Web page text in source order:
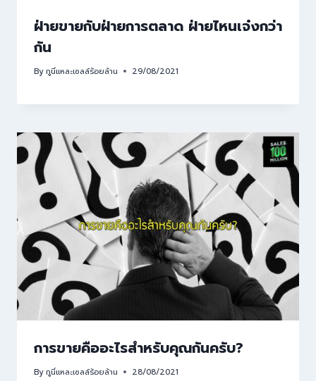
ฝ่ายขายกับฝ่ายการตลาด ฝ่ายไหนเจ๋งกว่า
กัน
Byกูนี่แหละเซลล์ร้อยล้าน 29/08/2021
การขายคืออะไรสำหรับคุณกันครับ?
Byกูนี่แหละเซลล์ร้อยล้าน 28/08/2021